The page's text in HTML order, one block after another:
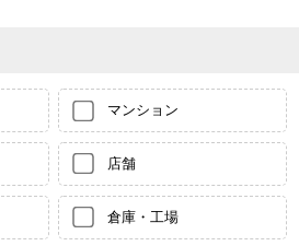
マンション
店舗
倉庫・工場